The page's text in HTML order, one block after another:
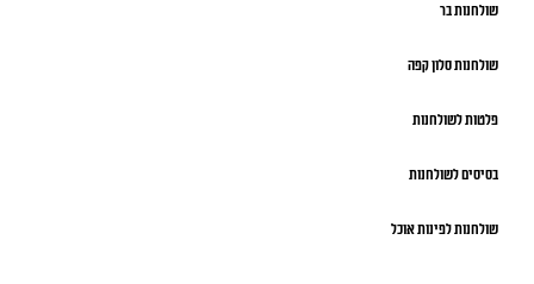
שולחנות בר
שולחנות סלון קפה
פלטות לשולחנות
בסיסים לשולחנות
שולחנות לפינות אוכל